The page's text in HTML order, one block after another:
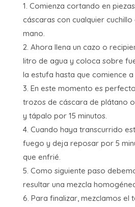
Comienza cortando en
cáscaras con cualquier cuchillo
mano.
Ahora llena un cazo o
litro de agua y coloca sobre
la estufa hasta que comience a
En este momento es
trozos de cáscara de plátano
y tápalo por 15 minutos.
Cuando haya transcurrido
fuego y deja reposar por 5
que enfrié.
Como siguiente paso
resultar una mezcla
Para finalizar, mezclamos el